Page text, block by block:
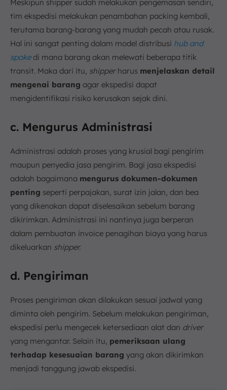
Meskipun shipper sudah melakukan pengemasan sendiri,
tim ekspedisi melakukan penambahan packing kembali,
terutama barang-barang yang mudah pecah atau rusak.
Hal ini sangat penting dalam model distribusi hub and
spokedi mana barang akan melewati beberapa titik
transit. Maka dari itu, shipperharus menjelaskan detail
mengenai barang agar ekspedisi dapat
mengidentifikasi risiko kerusakan sejak dini.
c. Mengurus Administrasi
Administrasi adalah proses yang krusial bagi pengirim
maupun penyedia jasa pengirim. Bagi jasa ekspedisi
adalah bagaimana mengurus dokumen-dokumen
penting seperti perpajakan, surat izin jalan, dan bea
yang dikenakan dapat diselesaikan sebelum barang
dikirimkan. Administrasi ini nantinya juga berperan
dalam pembuatan invoice penagihan biaya yang harus
dikeluarkan shipper.
d. Pengiriman
Proses pengiriman akan dilakukan sesuai jadwal yang
diminta oleh pengirim. Sebelum melakukan pengiriman,
ekspedisi perlu mengecek ketersediaan alat dan driver
yang mengantar. Selain itu, pemeriksaan ulang
terhadap kesesuaian barang yang akan dikirimkan
menjadi tanggung jawab ekspedisi.